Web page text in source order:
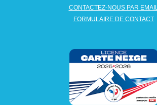
CONTACTEZ-NOUS PAR EMAIL
FORMULAIRE DE CONTACT